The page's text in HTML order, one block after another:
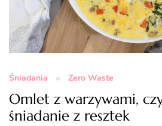
Śniadania Zero Waste
Omlet z warzywami,
śniadanie z resztek